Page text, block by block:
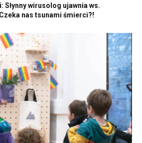
Słynny wirusolog ujawnia ws.
nas tsunami śmierci?!